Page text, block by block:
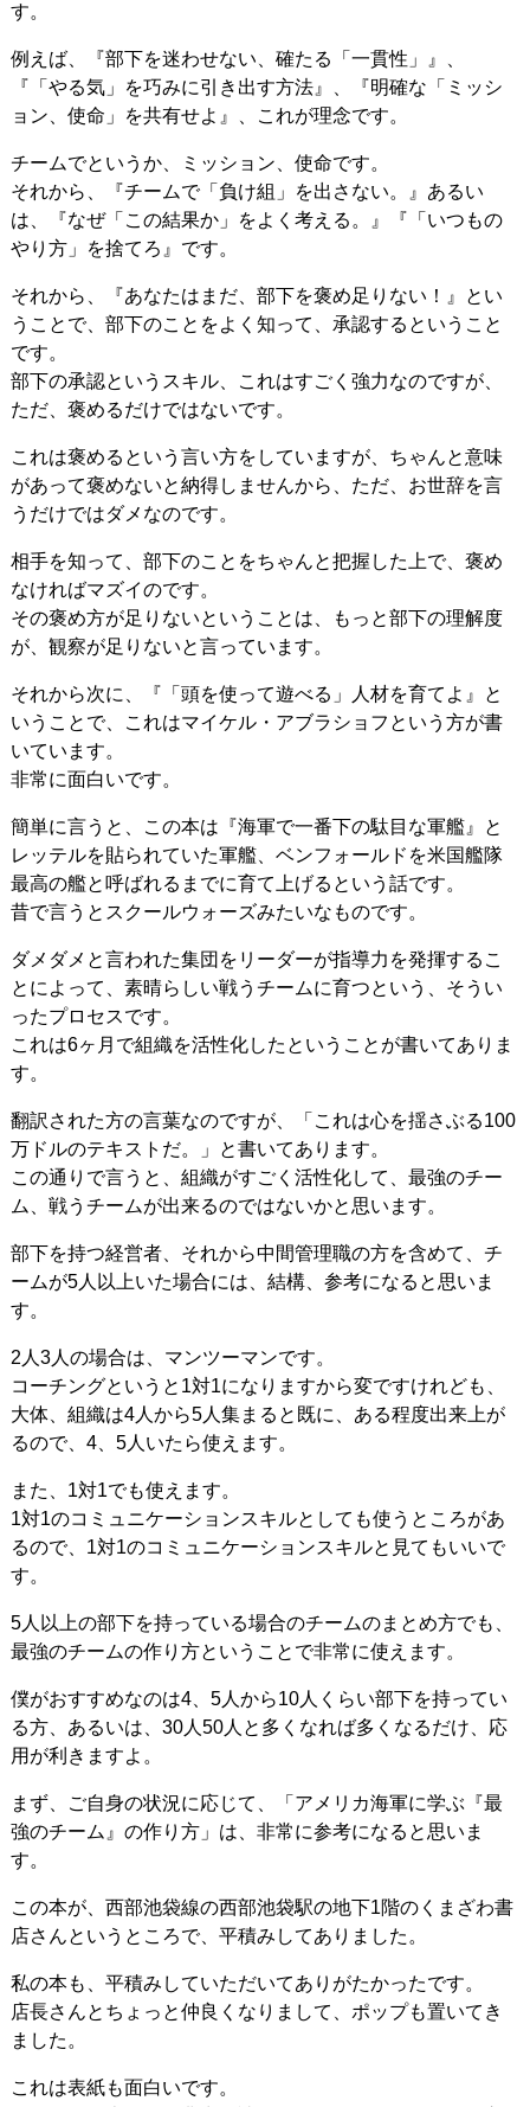
す。
例えば、『部下を迷わせない、確たる「一貫性」』、
『「やる気」を巧みに引き出す方法』、『明確な「ミッシ
ョン、使命」を共有せよ』、これが理念です。
チームでというか、ミッション、使命です。
それから、『チームで「負け組」を出さない。』あるい
は、『なぜ「この結果か」をよく考える。』『「いつもの
やり方」を捨てろ』です。
それから、『あなたはまだ、部下を褒め足りない！』とい
うことで、部下のことをよく知って、承認するということ
です。
部下の承認というスキル、これはすごく強力なのですが、
ただ、褒めるだけではないです。
これは褒めるという言い方をしていますが、ちゃんと意味
があって褒めないと納得しませんから、ただ、お世辞を言
うだけではダメなのです。
相手を知って、部下のことをちゃんと把握した上で、褒め
なければマズイのです。
その褒め方が足りないということは、もっと部下の理解度
が、観察が足りないと言っています。
それから次に、『「頭を使って遊べる」人材を育てよ』と
いうことで、これはマイケル・アブラショフという方が書
いています。
非常に面白いです。
簡単に言うと、この本は『海軍で一番下の駄目な軍艦』と
レッテルを貼られていた軍艦、ベンフォールドを米国艦隊
最高の艦と呼ばれるまでに育て上げるという話です。
昔で言うとスクールウォーズみたいなものです。
ダメダメと言われた集団をリーダーが指導力を発揮するこ
とによって、素晴らしい戦うチームに育つという、そうい
ったプロセスです。
これは6ヶ月で組織を活性化したということが書いてありま
す。
翻訳された方の言葉なのですが、「これは心を揺さぶる100
万ドルのテキストだ。」と書いてあります。
この通りで言うと、組織がすごく活性化して、最強のチー
ム、戦うチームが出来るのではないかと思います。
部下を持つ経営者、それから中間管理職の方を含めて、チ
ームが5人以上いた場合には、結構、参考になると思いま
す。
2人3人の場合は、マンツーマンです。
コーチングというと1対1になりますから変ですけれども、
大体、組織は4人から5人集まると既に、ある程度出来上が
るので、4、5人いたら使えます。
また、1対1でも使えます。
1対1のコミュニケーションスキルとしても使うところがあ
るので、1対1のコミュニケーションスキルと見てもいいで
す。
5人以上の部下を持っている場合のチームのまとめ方でも、
最強のチームの作り方ということで非常に使えます。
僕がおすすめなのは4、5人から10人くらい部下を持ってい
る方、あるいは、30人50人と多くなれば多くなるだけ、応
用が利きますよ。
まず、ご自身の状況に応じて、「アメリカ海軍に学ぶ『最
強のチーム』の作り方」は、非常に参考になると思いま
す。
この本が、西部池袋線の西部池袋駅の地下1階のくまざわ書
店さんというところで、平積みしてありました。
私の本も、平積みしていただいてありがたかったです。
店長さんとちょっと仲良くなりまして、ポップも置いてき
ました。
これは表紙も面白いです。